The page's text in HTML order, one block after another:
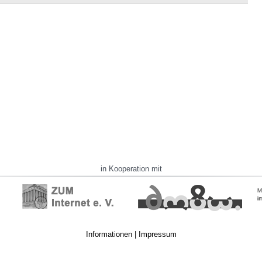
in Kooperation mit
Informationen| Impressum